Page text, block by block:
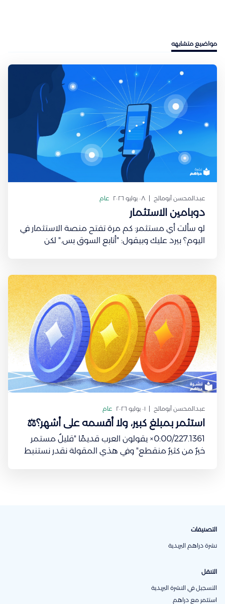
مواضيع متشابهه
عبدالمحسن أبومالح ٠٨ يوليو ٢٠٢٦ عام
دوبامين الاستثمار
لو سألت أي مستثمر: كم مرة تفتح منصة الاستثمار في
اليوم؟ بيرد عليك وبيقول: "أتابع السوق بس." لكن
الأعصاب Wolfram Schultz واحدة من أشهر الدراسات
في
عبدالمحسن أبومالح ٠١ يوليو ٢٠٢٦ عام
استثمر بمبلغ كبير، ولا أقسمه على أشهر؟⚖️
0:00/227.1361× يقولون العرب قديمًا "قليلٌ مستمر
خيرٌ من كثيرٌ منقطع" وفي هذي المقولة نقدر نستنبط
التصنيفات
نشرة دراهم البريدية
التنقل
التسجيل في النشرة البريدية
استثمر مع دراهم